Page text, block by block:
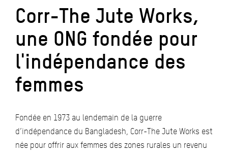
Corr-The Jute Works,
une ONG fondée pour
l'indépendance des
femmes
Fondée en 1973 au lendemain de la guerre
d’indépendance du Bangladesh, Corr-The Jute Works est
née pour offrir aux femmes des zones rurales un revenu